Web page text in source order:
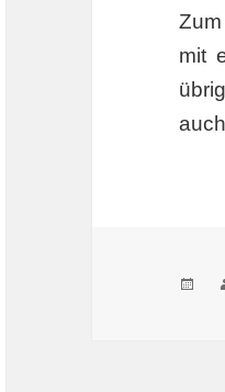
mit